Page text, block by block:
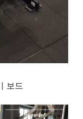
보드